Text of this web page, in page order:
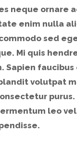
neque ornare
enim nulla
sed
Mi quis
Sapien
volutpat
purus.
leo